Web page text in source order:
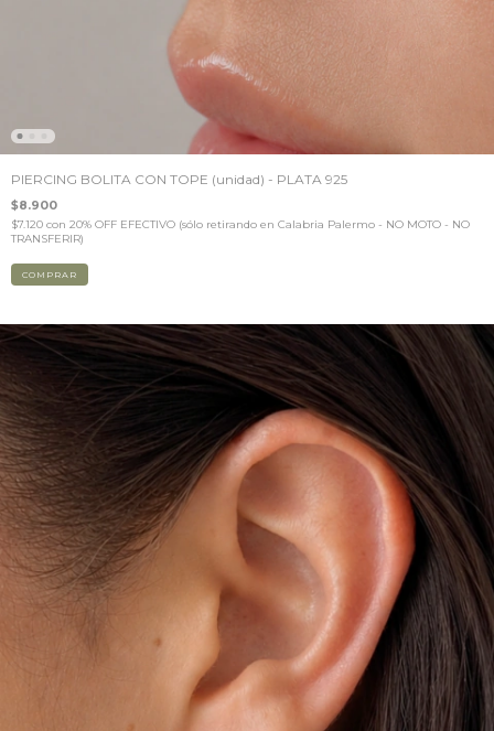
PIERCING BOLITA CON TOPE (unidad) - PLATA 925
$8.900
$7.120 con 20% OFF EFECTIVO (sólo retirando en Calabria Palermo - NO MOTO - NO
TRANSFERIR)
COMPRAR